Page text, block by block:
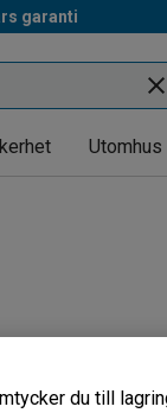
garanti
Utomhus
du till